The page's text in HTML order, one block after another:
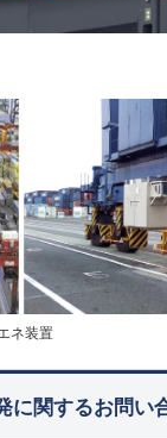
ネ装置
に関するお問い